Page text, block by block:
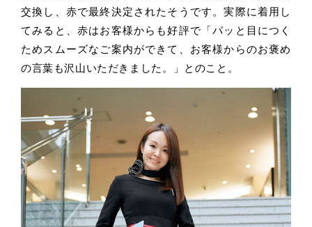
交換し、赤で最終決定されたそうです。実際に着用し
てみると、赤はお客様からも好評で「パッと目につく
ためスムーズなご案内ができて、お客様からのお褒め
の言葉も沢山いただきました。」とのこと。